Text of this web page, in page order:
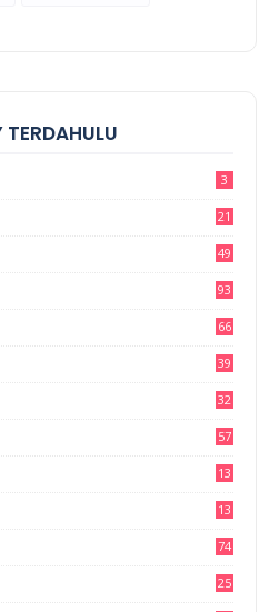
TERDAHULU
3
21
49
93
66
39
32
57
13
13
74
25